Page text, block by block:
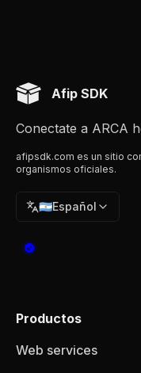
Afip SDK
Conectate a ARCA
afipsdk.com es un sitio
organismos oficiales.
🇦🇷Español
Productos
Web services